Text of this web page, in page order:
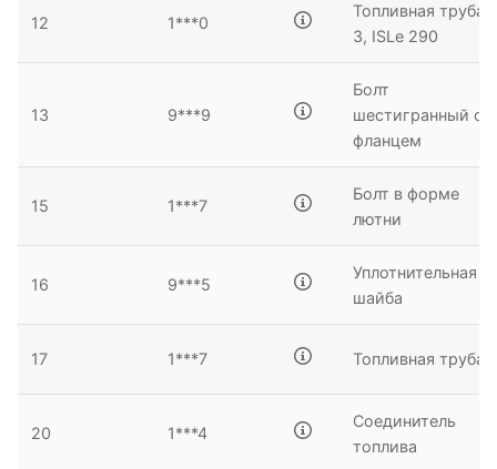
12 1***0
Топливная труба
3, ISLe 290
13 9***9
Болт
шестигранный с
фланцем
15 1***7
Болт в форме
лютни
16 9***5
Уплотнительная
шайба
17 1***7 Топливная труба
20 1***4
Соединитель
топлива